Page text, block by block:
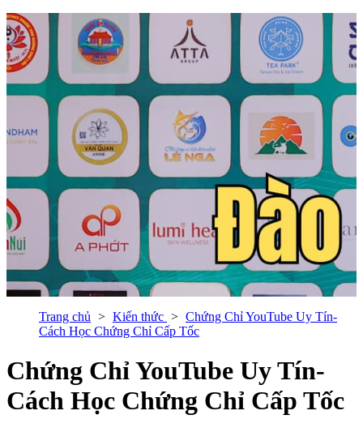
Trang chủ Kiến thức
Chứng Chỉ YouTube Uy Tín-
Cách Học Chứng Chỉ Cấp Tốc
Chứng Chỉ YouTube Uy Tín-
Cách Học Chứng Chỉ Cấp Tốc